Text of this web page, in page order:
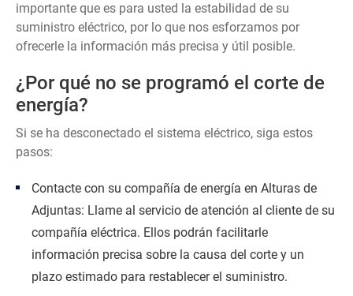
importante que es para usted la estabilidad de su
suministro eléctrico, por lo que nos esforzamos por
ofrecerle la información más precisa y útil posible.
¿Por qué no se programó el corte de
energía?
Si se ha desconectado el sistema eléctrico, siga estos
pasos:
Contacte con su compañía de energía en Alturas de
Adjuntas: Llame al servicio de atención al cliente de su
compañía eléctrica. Ellos podrán facilitarle
información precisa sobre la causa del corte y un
plazo estimado para restablecer el suministro.